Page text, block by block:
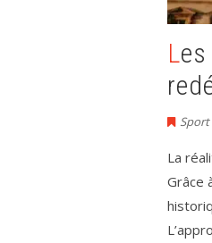
Les applications de réalité augmentée pour
Sport
La
Grâce